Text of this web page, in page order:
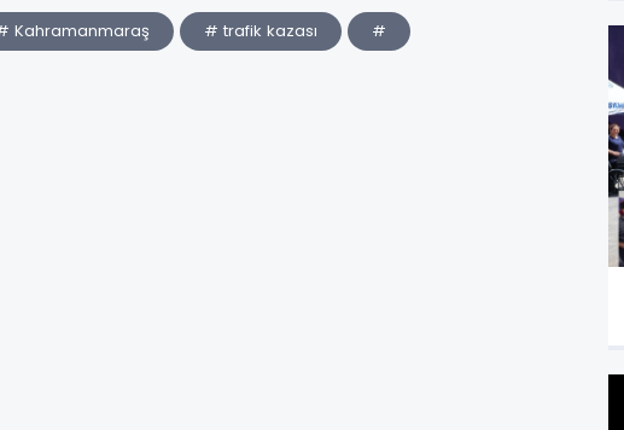
Kahramanmaraş # trafik kazası #